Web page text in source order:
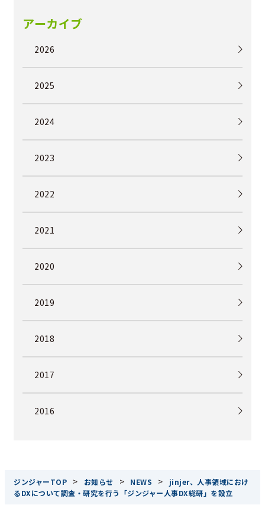
アーカイブ
2026
2025
2024
2023
2022
2021
2020
2019
2018
2017
2016
ジンジャーTOP > お知らせ > NEWS >
jinjer、人事領域におけ
るDXについて調査・研究を行う「ジンジャー人事DX総研」を設立